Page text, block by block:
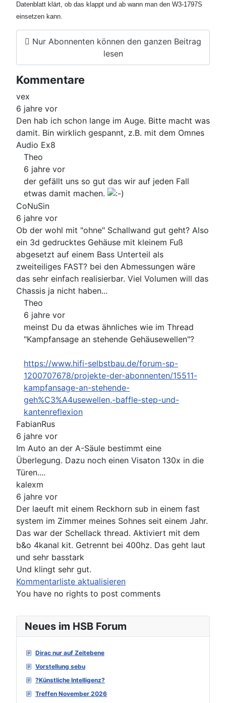
Neues im HSB Forum
Dirac nur auf Zeitebene
Vorstellung sebu
?Künstliche Intelligenz?
Treffen November 2026
Datenblatt klärt, ob das klappt und ab wann man den W3-1797S
einsetzen kann.
Nur Abonnenten können den ganzen Beitrag
lesen
Kommentare
vex
6 jahre vor
Den hab ich schon lange im Auge. Bitte macht was
damit. Bin wirklich gespannt, z.B. mit dem Omnes
Audio Ex8
Theo
6 jahre vor
der gefällt uns so gut das wir auf jeden Fall
etwas damit machen.
CoNuSin
6 jahre vor
Ob der wohl mit "ohne" Schallwand gut geht? Also
ein 3d gedrucktes Gehäuse mit kleinem Fuß
abgesetzt auf einem Bass Unterteil als
zweiteiliges FAST? bei den Abmessungen wäre
das sehr einfach realisierbar. Viel Volumen will das
Chassis ja nicht haben...
Theo
6 jahre vor
meinst Du da etwas ähnliches wie im Thread
"Kampfansage an stehende Gehäusewellen"?
https://www.hifi-selbstbau.de/forum-sp-
1200707678/projekte-der-abonnenten/15511-
kampfansage-an-stehende-
geh%C3%A4usewellen,-baffle-step-und-
kantenreflexion
FabianRus
6 jahre vor
Im Auto an der A-Säule bestimmt eine
Überlegung. Dazu noch einen Visaton 130x in die
Türen....
kalexm
6 jahre vor
Der laeuft mit einem Reckhorn sub in einem fast
system im Zimmer meines Sohnes seit einem Jahr.
Das war der Schellack thread. Aktiviert mit dem
b&o 4kanal kit. Getrennt bei 400hz. Das geht laut
und sehr basstark
Und klingt sehr gut.
Kommentarliste aktualisieren
You have no rights to post comments